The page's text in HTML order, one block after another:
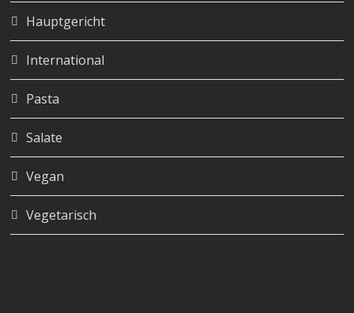
Hauptgericht
International
Pasta
Salate
Vegan
Vegetarisch